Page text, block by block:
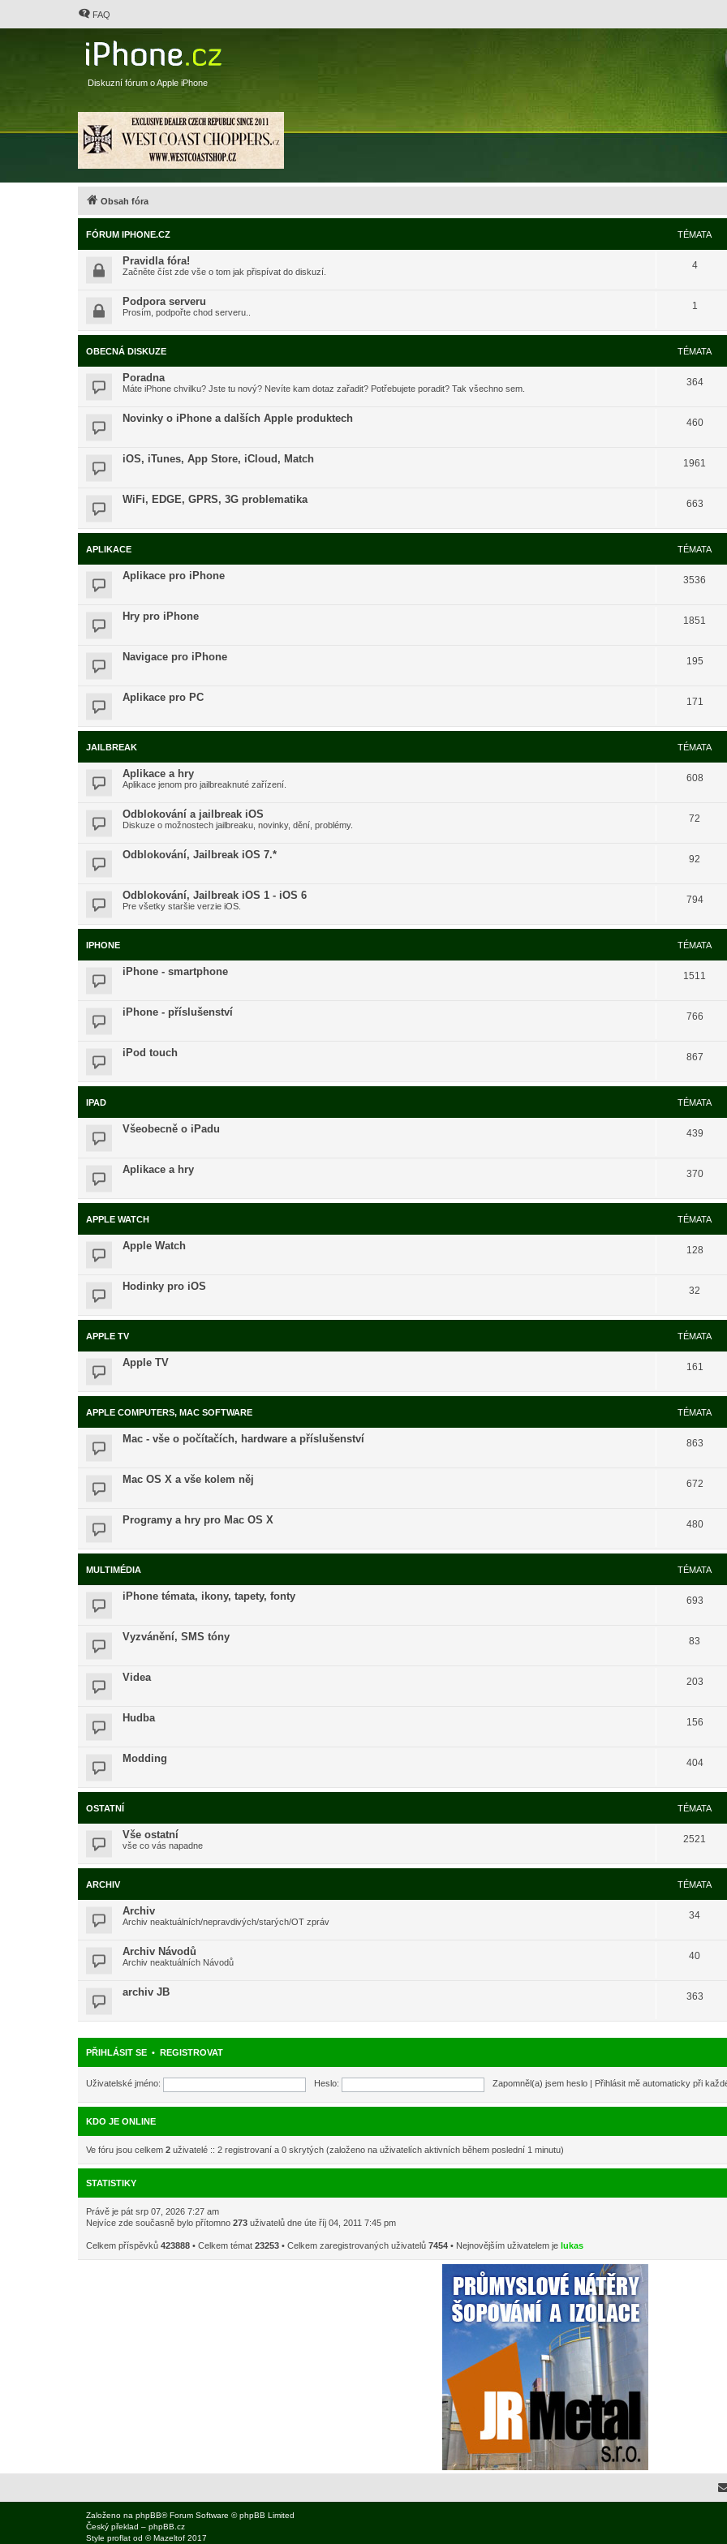
FAQ
Diskuzní fórum o Apple iPhone
Obsah fóra
FÓRUM IPHONE.CZ TÉMATA
Pravidla fóra!
Začněte číst zde vše o tom jak přispívat do diskuzí.
4
Podpora serveru
Prosím, podpořte chod serveru..
1
OBECNÁ DISKUZE TÉMATA
Poradna
Máte iPhone chvilku? Jste tu nový? Nevíte kam dotaz zařadit? Potřebujete poradit? Tak všechno sem.
364
Novinky o iPhone a dalších Apple produktech 460
iOS, iTunes, App Store, iCloud, Match 1961
WiFi, EDGE, GPRS, 3G problematika 663
APLIKACE TÉMATA
Aplikace pro iPhone 3536
Hry pro iPhone 1851
Navigace pro iPhone 195
Aplikace pro PC 171
JAILBREAK TÉMATA
Aplikace a hry
Aplikace jenom pro jailbreaknuté zařízení.
608
Odblokování a jailbreak iOS
Diskuze o možnostech jailbreaku, novinky, dění, problémy.
72
Odblokování, Jailbreak iOS 7.* 92
Odblokování, Jailbreak iOS 1 - iOS 6
Pre všetky staršie verzie iOS.
794
IPHONE TÉMATA
iPhone - smartphone 1511
iPhone - příslušenství 766
iPod touch 867
IPAD TÉMATA
Všeobecně o iPadu 439
Aplikace a hry 370
APPLE WATCH TÉMATA
Apple Watch 128
Hodinky pro iOS 32
APPLE TV TÉMATA
Apple TV 161
APPLE COMPUTERS, MAC SOFTWARE TÉMATA
Mac - vše o počítačích, hardware a příslušenství 863
Mac OS X a vše kolem něj 672
Programy a hry pro Mac OS X 480
MULTIMÉDIA TÉMATA
iPhone témata, ikony, tapety, fonty 693
Vyzvánění, SMS tóny 83
Videa 203
Hudba 156
Modding 404
OSTATNÍ TÉMATA
Vše ostatní
vše co vás napadne
2521
ARCHIV TÉMATA
Archiv
Archiv neaktuálních/nepravdivých/starých/OT zpráv
34
Archiv Návodů
Archiv neaktuálních Návodů
40
archiv JB 363
PŘIHLÁSIT SE • REGISTROVAT
Uživatelské jméno: Heslo: Zapomněl(a) jsem heslo Přihlásit mě automaticky při
KDO JE ONLINE
Ve fóru jsou celkem 2 uživatelé :: 2 registrovaní a 0 skrytých (založeno na uživatelích aktivních během poslední 1 minutu)
STATISTIKY
Právě je pát srp 07, 2026 7:27 am
Nejvíce zde současně bylo přítomno 273 uživatelů dne úte říj 04, 2011 7:45 pm
Celkem příspěvků 423888 • Celkem témat 23253 • Celkem zaregistrovaných uživatelů 7454 • Nejnovějším uživatelem je lukas
Založeno na phpBB® Forum Software © phpBB Limited
Český překlad – phpBB.cz
Style proflat od ©Mazeltof 2017